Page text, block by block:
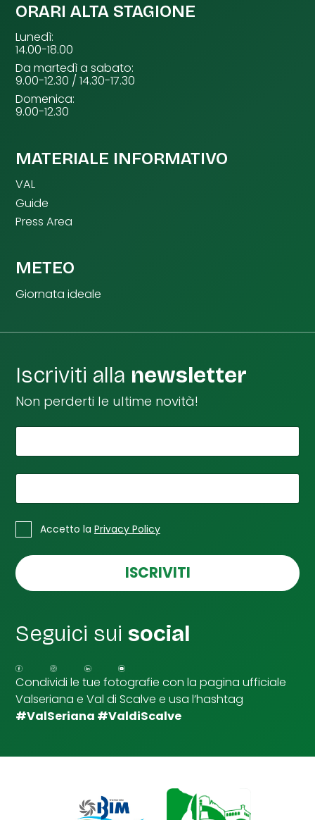
ORARI ALTA STAGIONE
Lunedì:
14.00-18.00
Da martedì a sabato:
9.00-12.30 / 14.30-17.30
Domenica:
9.00-12.30
MATERIALE INFORMATIVO
VAL
Guide
Press Area
METEO
Giornata ideale
Iscriviti alla newsletter
Non perderti le ultime novità!
l
I
I
C
a
e
l
i
u
n
t
a
* Accetto la Privacy Policy
ISCRIVITI
Seguici suisocial
Condividi le tue fotografie con la pagina ufficiale
Valseriana e Val di Scalve e usa l’hashtag
#ValSeriana #ValdiScalve